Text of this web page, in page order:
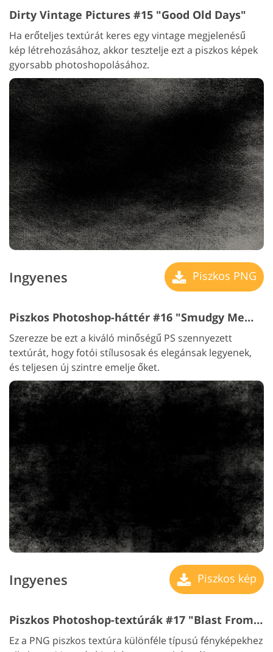
Dirty Vintage Pictures #15 "Good Old Days"
Ha erőteljes textúrát keres egy vintage megjelenésű
kép létrehozásához, akkor tesztelje ezt a piszkos képek
gyorsabb photoshopolásához.
Ingyenes Piszkos PNG
Piszkos Photoshop-háttér #16 "Smudgy Memories"
Szerezze be ezt a kiváló minőségű PS szennyezett
textúrát, hogy fotói stílusosak és elegánsak legyenek,
és teljesen új szintre emelje őket.
Ingyenes Piszkos kép
Piszkos Photoshop-textúrák #17 "Blast From The Past"
Ez a PNG piszkos textúra különféle típusú fényképekhez